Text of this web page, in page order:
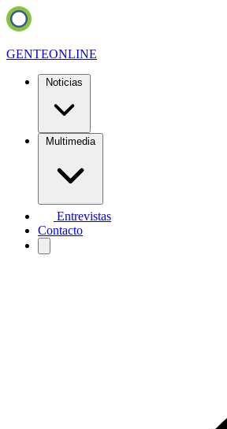
GENTEONLINE
Noticias
Multimedia
Entrevistas
Contacto